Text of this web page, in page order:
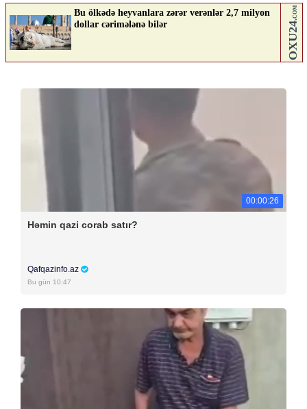
00:00:26
Həmin qazi corab satır?
Qafqazinfo.az
Bu gün 10:47